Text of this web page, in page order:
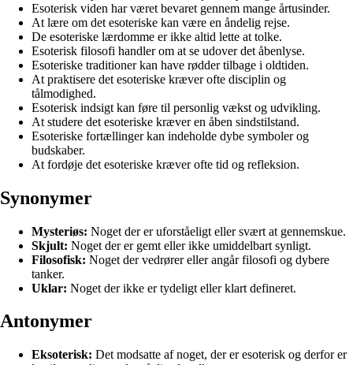
Esoterisk viden har været bevaret gennem mange årtusinder.
At lære om det esoteriske kan være en åndelig rejse.
De esoteriske lærdomme er ikke altid lette at tolke.
Esoterisk filosofi handler om at se udover det åbenlyse.
Esoteriske traditioner kan have rødder tilbage i oldtiden.
At praktisere det esoteriske kræver ofte disciplin og
tålmodighed.
Esoterisk indsigt kan føre til personlig vækst og udvikling.
At studere det esoteriske kræver en åben sindstilstand.
Esoteriske fortællinger kan indeholde dybe symboler og
budskaber.
At fordøje det esoteriske kræver ofte tid og refleksion.
Synonymer
Mysteriøs: Noget der er uforståeligt eller svært at gennemskue.
Skjult: Noget der er gemt eller ikke umiddelbart synligt.
Filosofisk: Noget der vedrører eller angår filosofi og dybere
tanker.
Uklar: Noget der ikke er tydeligt eller klart defineret.
Antonymer
Eksoterisk: Det modsatte af noget, der er esoterisk og derfor er